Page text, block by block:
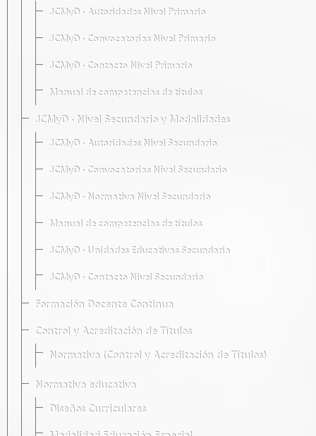
JCMyD · Autoridades Nivel Primario
JCMyD · Convocatorias Nivel Primario
JCMyD · Contacto Nivel Primario
Manual de competencias de títulos
JCMyD · Nivel Secundario y Modalidades
JCMyD · Autoridades Nivel Secundario
JCMyD · Convocatorias Nivel Secundario
JCMyD · Normativa Nivel Secundario
Manual de competencias de títulos
JCMyD · Unidades Educativas Secundaria
JCMyD · Contacto Nivel Secundario
Formación Docente Continua
Control y Acreditación de Títulos
Normativa (Control y Acreditación de Títulos)
Normativa educativa
Diseños Curriculares